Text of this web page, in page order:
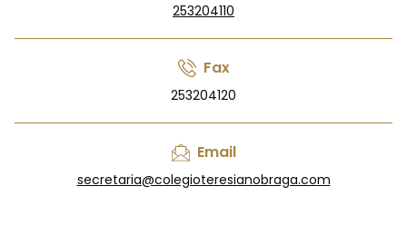
253204110
Fax
253204120
Email
secretaria@colegioteresianobraga.com